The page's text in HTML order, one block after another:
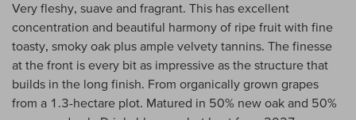
Very fleshy, suave and fragrant. This has excellent
concentration and beautiful harmony of ripe fruit with fine
toasty, smoky oak plus ample velvety tannins. The finesse
at the front is every bit as impressive as the structure that
builds in the long finish. From organically grown grapes
from a 1.3-hectare plot. Matured in 50% new oak and 50%